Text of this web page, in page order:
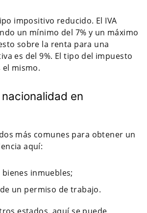
impositivo reducido. El IVA
un mínimo del 7% y un máximo
sobre la renta para una
es del 9%. El tipo del impuesto
mismo.
en
más comunes para obtener un
aquí:
inmuebles;
un permiso de trabajo.
estados, aquí se puede